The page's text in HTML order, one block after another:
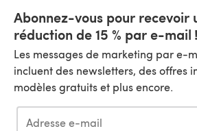
Abonnez-vous pour recevoir
réduction de 15 % par e-mail !
Les messages de marketing par e-
incluent des newsletters, des offres
modèles gratuits et plus encore.